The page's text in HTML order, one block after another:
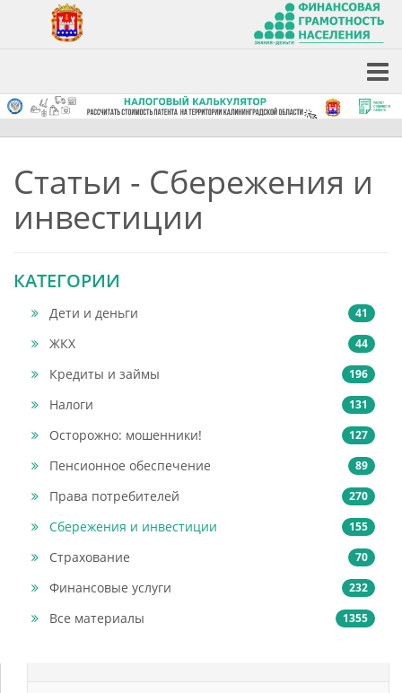
Статьи - Сбережения и
инвестиции
КАТЕГОРИИ
Дети и деньги 41
ЖКХ 44
Кредиты и займы 196
Налоги 131
Осторожно: мошенники! 127
Пенсионное обеспечение 89
Права потребителей 270
Сбережения и инвестиции 155
Страхование 70
Финансовые услуги 232
Все материалы 1355